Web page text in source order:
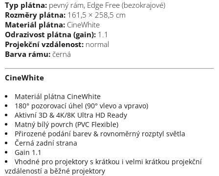
Typ plátna: pevný rám, Edge Free (bezokrajové)
Rozměry plátna: 161,5 × 258,5 cm
Materiál plátna: CineWhite
Odrazivost plátna (gain): 1.1
Projekční vzdálenost: normal
Barva rámu: černá
CineWhite
Materiál plátna CineWhite
180° pozorovací úhel (90° vlevo a vpravo)
Aktivní 3D & 4K/8K Ultra HD Ready
Matný bílý povrch (PVC Flexible)
Přirozené podání barev & rovnoměrný rozptyl světla
Černá zadní strana
Gain 1.1
Vhodné pro projektory s krátkou i velmi krátkou projekční
vzdáleností a běžné projektory